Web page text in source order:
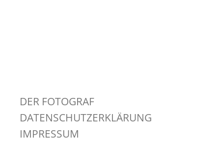
DER FOTOGRAF
DATENSCHUTZERKLÄRUNG
IMPRESSUM